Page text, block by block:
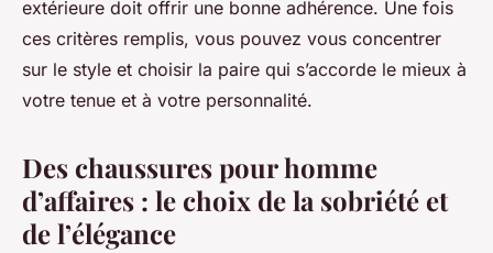
extérieure doit offrir une bonne adhérence. Une fois
ces critères remplis, vous pouvez vous concentrer
sur le style et choisir la paire qui s’accorde le mieux à
votre tenue et à votre personnalité.
Des chaussures pour homme
d’affaires : le choix de la sobriété et
de l’élégance